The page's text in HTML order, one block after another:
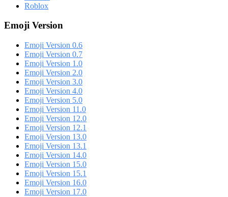
Roblox
Emoji Version
Emoji Version 0.6
Emoji Version 0.7
Emoji Version 1.0
Emoji Version 2.0
Emoji Version 3.0
Emoji Version 4.0
Emoji Version 5.0
Emoji Version 11.0
Emoji Version 12.0
Emoji Version 12.1
Emoji Version 13.0
Emoji Version 13.1
Emoji Version 14.0
Emoji Version 15.0
Emoji Version 15.1
Emoji Version 16.0
Emoji Version 17.0